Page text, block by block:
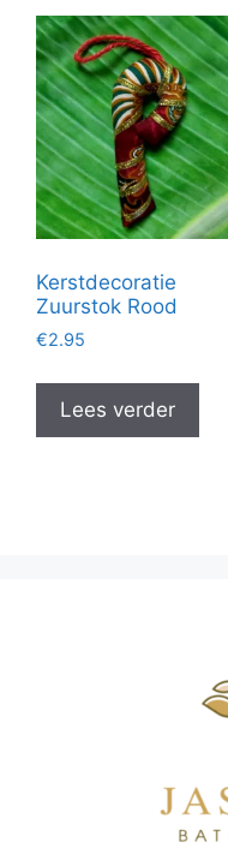
Kerstdecoratie
Zuurstok Rood
€2.95
Lees verder